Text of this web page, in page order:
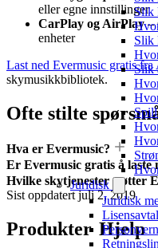
Slik
Slik
Slik
Juridisk
Juridisk
eller egne innstillinger
CarPlay og AirPlay–
enheter
Last ned Evermusic gratis fra
skymusikkbibliotek.
Ofte stilte
Hva er Evermusic?
Er Evermusic gratis å laste
Hvilke skytjenester støtter
Sist oppdatertjuli 2, 2019
Produkter Hjelp